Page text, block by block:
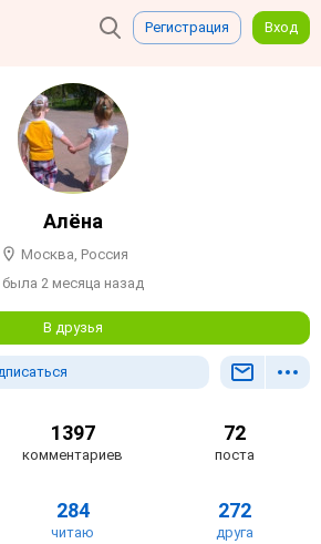
Регистрация Вход
Алёна
Москва, Россия
была 2 месяца назад
В друзья
1397
комментариев
72
поста
284
читаю
272
друга